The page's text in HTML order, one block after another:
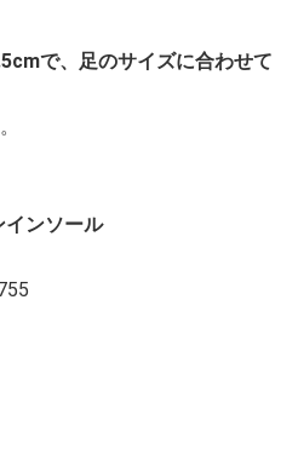
で、足のサイズに合わせて
ンソール